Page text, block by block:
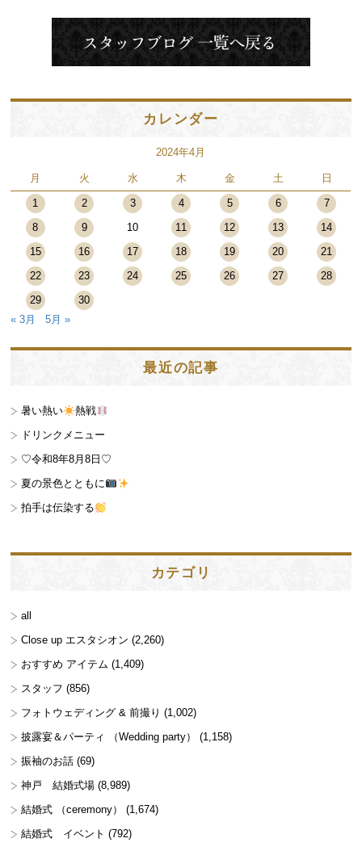
カレンダー
2024年4月
月 火 水 木 金 土 日
1 2 3 4 5 6
7
8
9 10 11 12 13
14
15
16 17 18 19 20
21
22
23 24 25 26 27
28
29
30
« 3月
5月 »
最近の記事
暑い熱い
熱戦
ドリンクメニュー
♡令和8年8月8日♡
夏の景色とともに
拍手は伝染する
カテゴリ
all
Close up エスタシオン (2,260)
おすすめ アイテム (1,409)
スタッフ (856)
フォトウェディング & 前撮り (1,002)
披露宴＆パーティ （Wedding party）
(1,158)
振袖のお話 (69)
神戸 結婚式場 (8,989)
結婚式 （ceremony）
(1,674)
結婚式 イベント (792)